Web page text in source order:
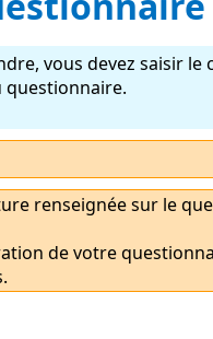
vous devez saisir le
questionnaire.
renseignée sur le
de votre